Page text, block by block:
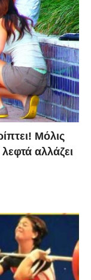
Μόλις
αλλάζει